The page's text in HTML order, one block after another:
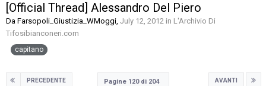
[Official Thread] Alessandro Del Piero
Da Farsopoli_Giustizia_WMoggi, July 12, 2012 in L'Archivio Di
Tifosibianconeri.com
capitano
PRECEDENTE AVANTI
Pagine 120 di 204